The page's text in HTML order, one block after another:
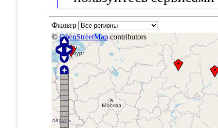
Фильтр
©OpenStreetMapcontributors